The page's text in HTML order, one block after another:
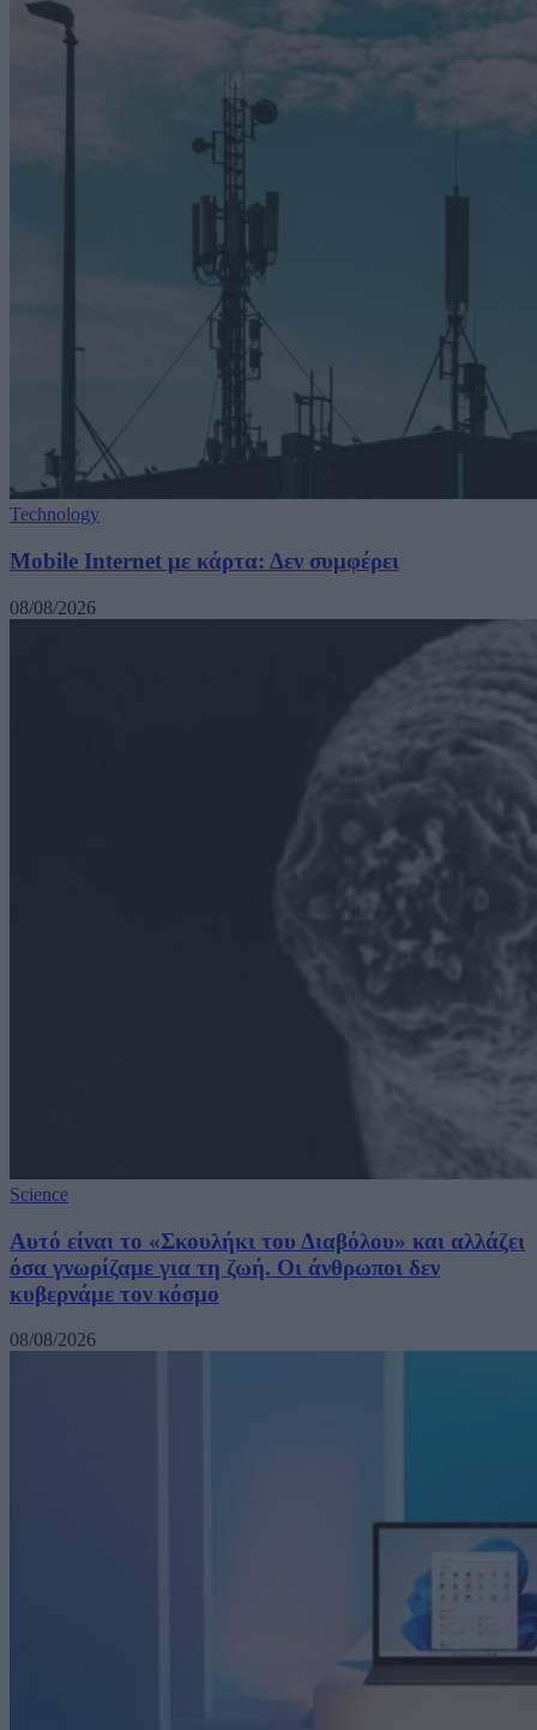
Technology
Mobile Internet με κάρτα: Δεν συμφέρει
08/08/2026
Science
Αυτό είναι το «Σκουλήκι του Διαβόλου» και αλλάζει
όσα γνωρίζαμε για τη ζωή. Οι άνθρωποι δεν
κυβερνάμε τον κόσμο
08/08/2026